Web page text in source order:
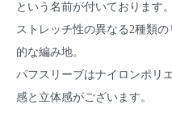
という名前が付いております。
ストレッチ性の異なる2種類
的な編み地。
パフスリーブはナイロンポリ
感と立体感がございます。